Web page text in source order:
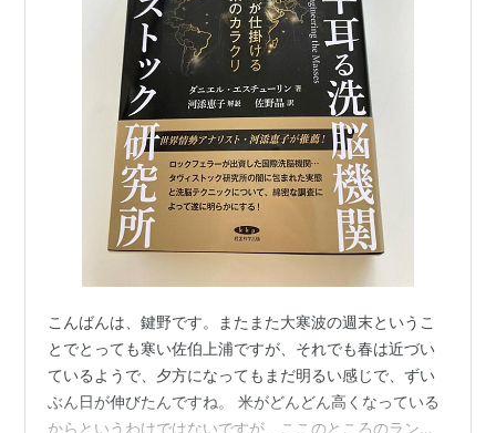
こんばんは、鍵野です。またまた大寒波の週末というこ
とでとっても寒い佐伯上浦ですが、それでも春は近づい
ているようで、夕方になってもまだ明るい感じで、ずい
ぶん日が伸びたんですね。 米がどんどん高くなっている
からというわけではないですが、ここのところのランチ